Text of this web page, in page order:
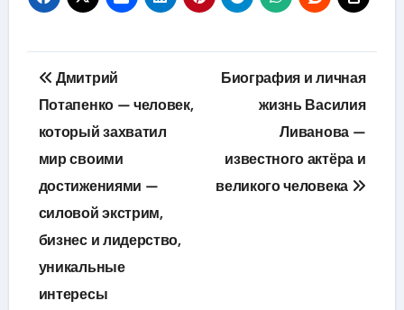
Навигация
по
записям
Дмитрий
Потапенко — человек,
который захватил
мир своими
достижениями —
силовой экстрим,
бизнес и лидерство,
уникальные
интересы
Биография и личная
жизнь Василия
Ливанова —
известного актёра и
великого человека